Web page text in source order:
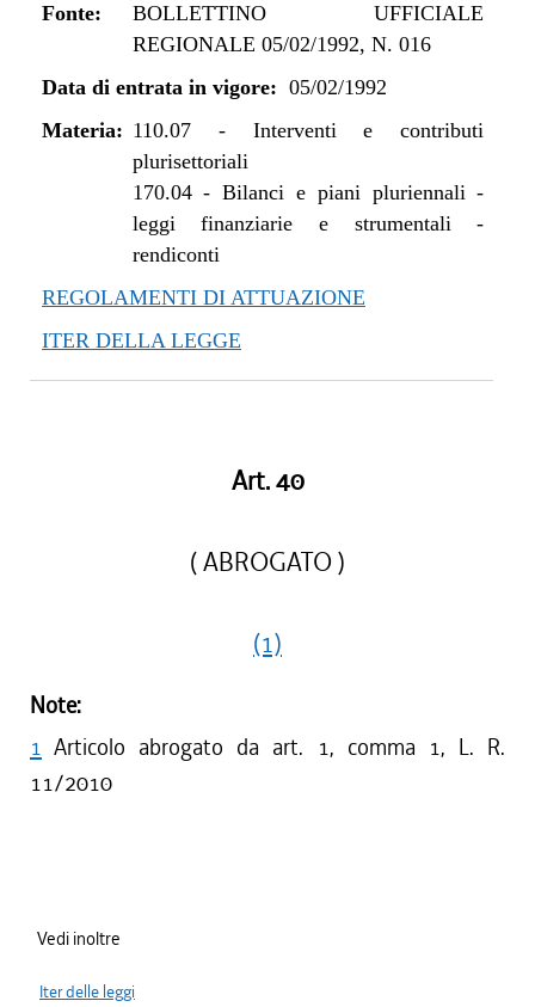
Fonte:
BOLLETTINO UFFICIALE
REGIONALE 05/02/1992, N. 016
Data di entrata in vigore: 05/02/1992
Materia: 110.07- Interventi e contributi
plurisettoriali
170.04-Bilanci e piani pluriennali -
leggi finanziarie e strumentali -
rendiconti
REGOLAMENTI DI ATTUAZIONE
ITER DELLA LEGGE
Art. 40
( ABROGATO )
(1)
Note:
1 Articolo abrogato da art. 1, comma 1, L. R.
11/2010
Vedi inoltre
Iter delle leggi